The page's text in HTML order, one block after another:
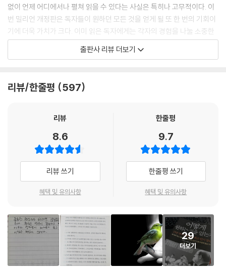
없이 언제 어디에서나 펼쳐 읽을 수 있다는 사실은 특히나 고무적이다. 이
번 밀리언 개정판은 독자들이 원하던 모든 것을 얻게 될 또 한 번의 기회이
기에 더욱 가치가 크다. 이미 읽은 독자에게는 각자의 경험을 나눌 소중한
선물이 되고, 그 명성을 들어만 보았던 이들에게는 일상을 변화시킬 절호
의 찬스가 되며, 난생처음 접하는 독자들에겐 삶을 송두리째 뒤바꿀 첫 번
증명서를 받은 듯한 느낌의 새로운 디자인은 흔히 보기 힘든 책 표지이다.
더욱 직관적이고 재미있게 이해할 수 있도록 내용을 함축적이고 상징적으
은 뒤 인생의 터닝포인트를 찾은 한 수강생의 강의 스케치이다. 뛰어난 가
치와 오랜 진심이 만나 탄생한 이 일러스트를 통해, 독자들은 사고의 끈을
이어 일상을 살아가는 매순간마다 자신만의 협상 마인드맵을 그려내는 방
법을 알게 될 것이다.
출판사 리뷰 더보기
리뷰/한줄평 597
리뷰
8.6
리뷰 쓰기
혜택 및 유의사항
한줄평
9.7
한줄평 쓰기
혜택 및 유의사항
29
더보기